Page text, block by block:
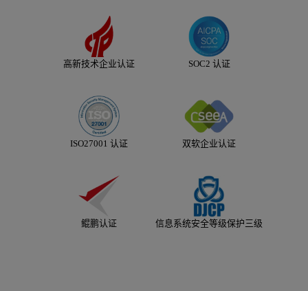
高新技术企业认证 SOC2 认证
ISO27001 认证 双软企业认证
鲲鹏认证 信息系统安全等级保护三级